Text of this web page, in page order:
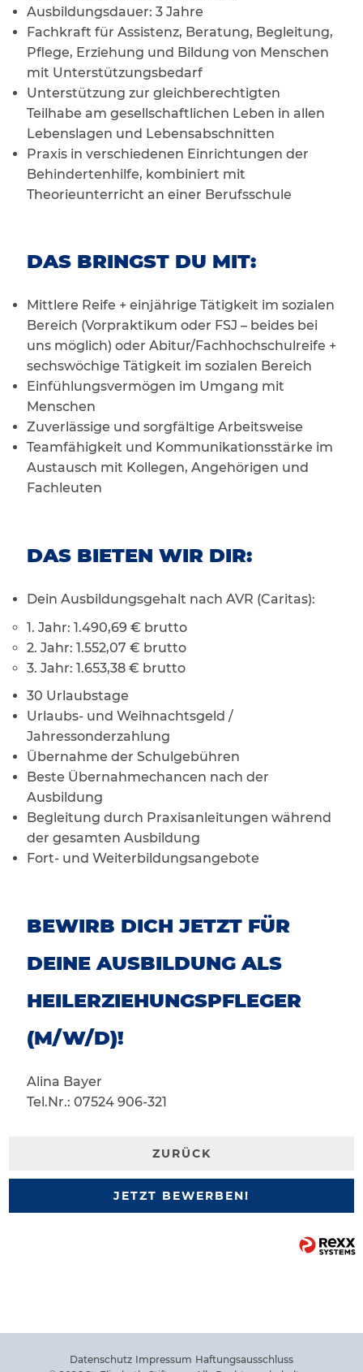
Ausbildungsdauer: 3 Jahre
Fachkraft für Assistenz, Beratung, Begleitung,
Pflege, Erziehung und Bildung von Menschen
mit Unterstützungsbedarf
Unterstützung zur gleichberechtigten
Teilhabe am gesellschaftlichen Leben in allen
Lebenslagen und Lebensabschnitten
Praxis in verschiedenen Einrichtungen der
Behindertenhilfe, kombiniert mit
Theorieunterricht an einer Berufsschule
DAS BRINGST DU MIT:
Mittlere Reife + einjährige Tätigkeit im sozialen
Bereich (Vorpraktikum oder FSJ – beides bei
uns möglich) oder Abitur/Fachhochschulreife +
sechswöchige Tätigkeit im sozialen Bereich
Einfühlungsvermögen im Umgang mit
Menschen
Zuverlässige und sorgfältige Arbeitsweise
Teamfähigkeit und Kommunikationsstärke im
Austausch mit Kollegen, Angehörigen und
Fachleuten
DAS BIETEN WIR DIR:
Dein Ausbildungsgehalt nach AVR (Caritas):
1. Jahr: 1.490,69 € brutto
2. Jahr: 1.552,07 € brutto
3. Jahr: 1.653,38 € brutto
30 Urlaubstage
Urlaubs- und Weihnachtsgeld /
Jahressonderzahlung
Übernahme der Schulgebühren
Beste Übernahmechancen nach der
Ausbildung
Begleitung durch Praxisanleitungen während
der gesamten Ausbildung
Fort- und Weiterbildungsangebote
BEWIRB DICH JETZT FÜR
DEINE AUSBILDUNG ALS
HEILERZIEHUNGSPFLEGER
(M/W/D)!
Alina Bayer
Tel.Nr.: 07524 906-321
ZURÜCK
JETZT BEWERBEN!
Datenschutz Impressum Haftungsausschluss